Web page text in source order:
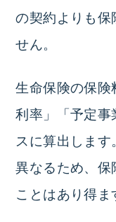
の契約よりも保
せん。
生命保険の保
利率」「予定
スに算出しま
異なるため、
ことはあり得ま